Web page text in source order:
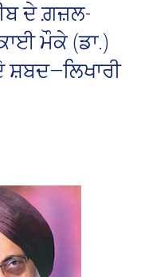
ਦੇ ਗ਼ਜ਼ਲ-
ਮੌਕੇ (ਡਾ.)